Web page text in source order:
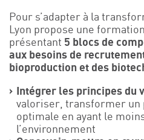
Pour s’adapter à la
Lyon propose une
présentant 5 blocs de
aux besoins de
bioproduction et des
Intégrer les principes du
valoriser, transformer un
optimale en ayant le
l’environnement